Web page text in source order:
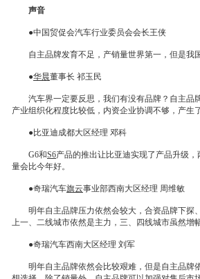
声音
●中国贸促会汽车行业委员会会长王侠
自主品牌发育不足，产销量世界第一，但是我国
●华晨董事长 祁玉民
汽车界一定要反思，我们有没有品牌？自主品
产业组织化程度比较低，内资企业协调不够，产生
●比亚迪成都大区经理 邓科
G6和S6产品的推出让比亚迪实现了产品升级，
量会比今年好。
●奇瑞汽车旗云事业部西南大区经理 周维敏
明年自主品牌压力依然会较大，合资品牌下探、
上一、二线城市依然是主力，三、四线城市虽然增
●奇瑞汽车西南大区经理 刘军
明年自主品牌依然会比较艰难，但是自主品牌依